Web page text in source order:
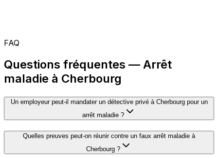
FAQ
Questions fréquentes — Arrêt
maladie à Cherbourg
Un employeur peut-il mandater un détective privé à Cherbourg pour un
arrêt maladie ?
Quelles preuves peut-on réunir contre un faux arrêt maladie à
Cherbourg ?